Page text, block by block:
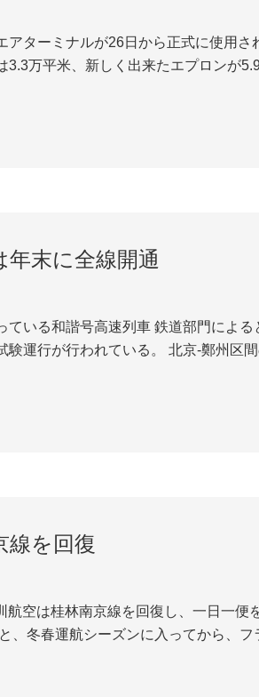
アターミナルが26日から正式に使用
3.3万平米、新しく出来たエプロンが
末に全線開通
と、11月11日から北京広州高速列車は北京-鄭州
験運行が行われている。 北京-鄭州区
を回復
、冬春運航シーズンに入ってから、